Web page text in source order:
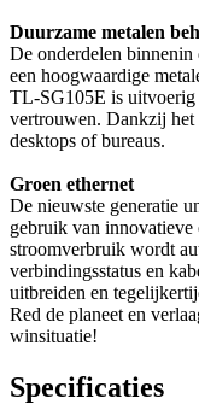
Duurzame metalen
De onderdelen
een hoogwaardige
TL-SG105E is uitvoerig
vertrouwen. Dankzij het
desktops of bureaus.
Groen ethernet
De nieuwste generatie
gebruik van innovatieve
stroomverbruik wordt
verbindingsstatus en
uitbreiden en
Red de planeet en
winsituatie!
Specificaties